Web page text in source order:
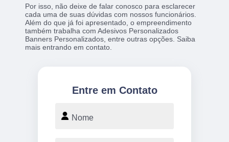
Por isso, não deixe de falar conosco para esclarecer
cada uma de suas dúvidas com nossos funcionários.
Além do que já foi apresentado, o empreendimento
também trabalha com Adesivos Personalizados
Banners Personalizados, entre outras opções. Saiba
mais entrando em contato.
Entre em Contato